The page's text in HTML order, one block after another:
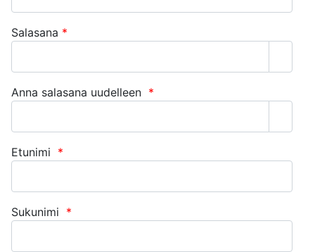
Salasana *
Anna salasana uudelleen *
Etunimi *
Sukunimi *